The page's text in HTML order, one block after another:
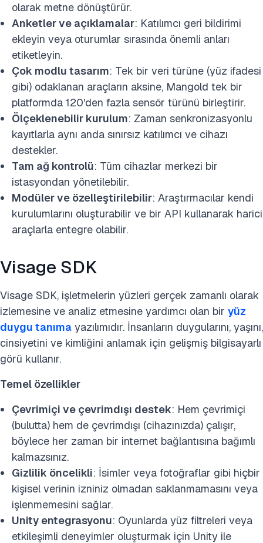
olarak metne dönüştürür.
Anketler ve açıklamalar: Katılımcı geri bildirimi
ekleyin veya oturumlar sırasında önemli anları
etiketleyin.
Çok modlu tasarım: Tek bir veri türüne (yüz ifadesi
gibi) odaklanan araçların aksine, Mangold tek bir
platformda 120'den fazla sensör türünü birleştirir.
Ölçeklenebilir kurulum: Zaman senkronizasyonlu
kayıtlarla aynı anda sınırsız katılımcı ve cihazı
destekler.
Tam ağ kontrolü: Tüm cihazlar merkezi bir
istasyondan yönetilebilir.
Modüler ve özelleştirilebilir: Araştırmacılar kendi
kurulumlarını oluşturabilir ve bir API kullanarak harici
araçlarla entegre olabilir.
Visage SDK
Visage SDK, işletmelerin yüzleri gerçek zamanlı olarak
izlemesine ve analiz etmesine yardımcı olan bir yüz
duygu tanıma yazılımıdır. İnsanların duygularını, yaşını,
cinsiyetini ve kimliğini anlamak için gelişmiş bilgisayarlı
görü kullanır.
Temel özellikler
Çevrimiçi ve çevrimdışı destek: Hem çevrimiçi
(bulutta) hem de çevrimdışı (cihazınızda) çalışır,
böylece her zaman bir internet bağlantısına bağımlı
kalmazsınız.
Gizlilik öncelikli: İsimler veya fotoğraflar gibi hiçbir
kişisel verinin izniniz olmadan saklanmamasını veya
işlenmemesini sağlar.
Unity entegrasyonu: Oyunlarda yüz filtreleri veya
etkileşimli deneyimler oluşturmak için Unity ile